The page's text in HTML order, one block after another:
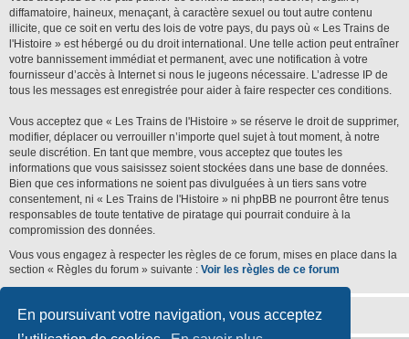
En poursuivant votre navigation, vous acceptez
diffamatoire, haineux, menaçant, à caractère sexuel ou tout autre contenu
illicite, que ce soit en vertu des lois de votre pays, du pays où « Les Trains de
l'Histoire » est hébergé ou du droit international. Une telle action peut entraîner
votre bannissement immédiat et permanent, avec une notification à votre
fournisseur d’accès à Internet si nous le jugeons nécessaire. L’adresse IP de
tous les messages est enregistrée pour aider à faire respecter ces conditions.
Vous acceptez que « Les Trains de l'Histoire » se réserve le droit de supprimer,
modifier, déplacer ou verrouiller n’importe quel sujet à tout moment, à notre
seule discrétion. En tant que membre, vous acceptez que toutes les
informations que vous saisissez soient stockées dans une base de données.
Bien que ces informations ne soient pas divulguées à un tiers sans votre
consentement, ni « Les Trains de l'Histoire » ni phpBB ne pourront être tenus
responsables de toute tentative de piratage qui pourrait conduire à la
compromission des données.
Vous vous engagez à respecter les règles de ce forum, mises en place dans la
section « Règles du forum » suivante : Voir les règles de ce forum